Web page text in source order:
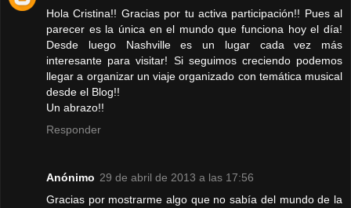
Hola Cristina!! Gracias por tu activa participación!! Pues al
parecer es la única en el mundo que funciona hoy el día!
Desde luego Nashville es un lugar cada vez más
interesante para visitar! Si seguimos creciendo podemos
llegar a organizar un viaje organizado con temática musical
desde el Blog!!
Un abrazo!!
Responder
Anónimo 29 de abril de 2013 a las 17:56
Gracias por mostrarme algo que no sabía del mundo de la